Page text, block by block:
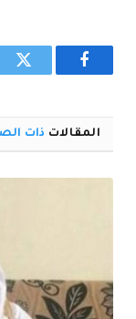
فيسبوك
المقالات ذات